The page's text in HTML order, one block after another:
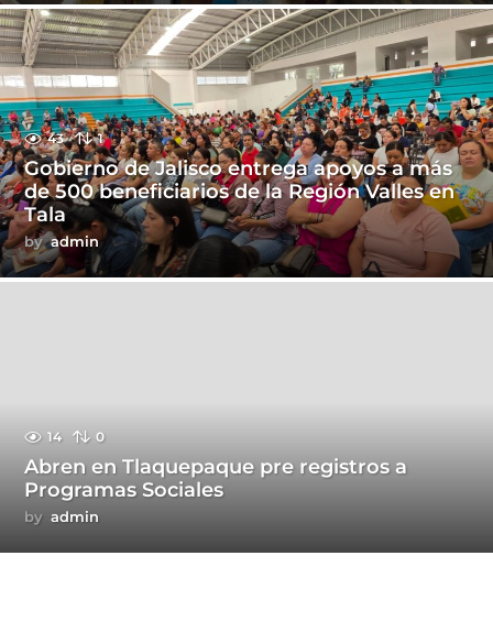
43 1
Gobierno de Jalisco entrega apoyos a más
de 500 beneficiarios de la Región Valles en
Tala
by admin
14 0
Abren en Tlaquepaque pre registros a
Programas Sociales
by admin